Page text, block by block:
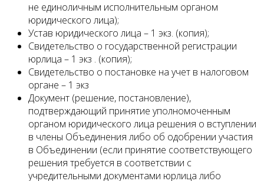
не единоличным исполнительным органом
юридического лица);
Устав юридического лица – 1 экз. (копия);
Свидетельство о государственной регистрации
юрлица – 1 экз . (копия);
Свидетельство о постановке на учет в налоговом
органе – 1 экз
Документ (решение, постановление),
подтверждающий принятие уполномоченным
органом юридического лица решения о вступлении
в члены Объединения либо об одобрении участия
в Объединении (если принятие соответствующего
решения требуется в соответствии с
учредительными документами юрлица либо